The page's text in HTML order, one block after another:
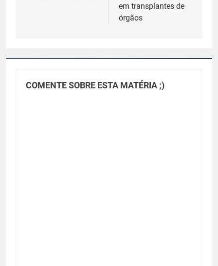
em transplantes de
órgãos
COMENTE SOBRE ESTA MATÉRIA ;)